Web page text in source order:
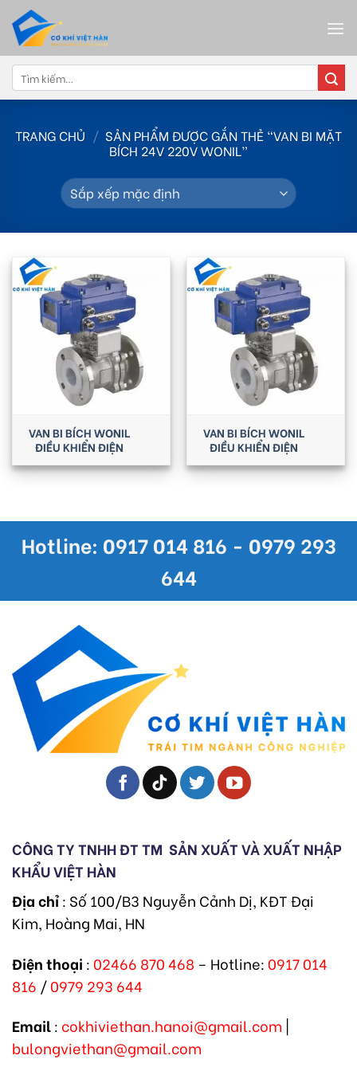
content
Tìm
kiếm:
TRANG CHỦ / SẢN PHẨM ĐƯỢC GẮN THẺ “VAN BI MẶT
BÍCH 24V 220V WONIL”
VAN BI BÍCH WONIL
ĐIỀU KHIỂN ĐIỆN
VAN BI BÍCH WONIL
ĐIỀU KHIỂN ĐIỆN
Hotline: 0917 014 816 - 0979 293
644
CÔNG TY TNHH ĐT TM SẢN XUẤT VÀ XUẤT NHẬP
KHẨU VIỆT HÀN
Địa chỉ: Số 100/B3 Nguyễn Cảnh Dị, KĐT Đại
Kim, Hoàng Mai, HN
Điện thoại : 02466 870 468 – Hotline: 0917 014
816 /0979 293 644
Email: cokhiviethan.hanoi@gmail.com
bulongviethan@gmail.com